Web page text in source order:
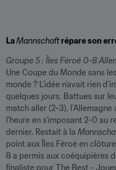
La Mannschaft répare son
Groupe 5 : Îles Féroé 0-8
Une Coupe du Monde sans
monde ? L’idée n’avait rien
quelques jours. Battues sur
match aller (2-3), l’Allemagne
l’heure en s’imposant 2-0 au
dernier. Restait à la
point aux Îles Féroé en
8 a permis aux coéquipières
finaliste pour The Best -